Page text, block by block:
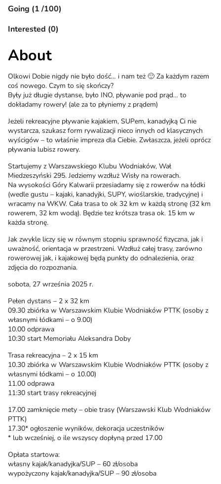
Going (1 /100)
Interested (0)
About
Olkowi Dobie nigdy nie było dość… i nam też 🙂 Za każdym razem
coś nowego. Czym to się skończy?
Były już długie dystanse, było INO, pływanie pod prąd… to
dokładamy rowery! (ale za to płyniemy z prądem)
Jeżeli rekreacyjne pływanie kajakiem, SUPem, kanadyjką Ci nie
wystarcza, szukasz form rywalizacji nieco innych od klasycznych
wyścigów – to właśnie impreza dla Ciebie. Zwłaszcza, jeżeli oprócz
pływania lubisz rowery.
Startujemy z Warszawskiego Klubu Wodniaków, Wał
Miedzeszyński 295. Jedziemy wzdłuż Wisły na rowerach.
Na wysokości Góry Kalwarii przesiadamy się z rowerów na łódki
(wedle gustu – kajaki, kanadyjki, SUPY, wioślarskie, tradycyjne) i
wracamy na WKW. Cała trasa to ok 32 km w każdą stronę (32 km
rowerem, 32 km wodą). Będzie tez krótsza trasa ok. 15 km w
każda stronę.
Jak zwykle liczy się w równym stopniu sprawność fizyczna, jak i
uważność, orientacja w przestrzeni. Wzdłuż całej trasy, zarówno
rowerowej jak, i kajakowej będą punkty do odnalezienia, oraz
zdjęcia do rozpoznania.
sobota, 27 września 2025 r.
Pełen dystans – 2 x 32 km
09.30 zbiórka w Warszawskim Klubie Wodniaków PTTK (osoby z
własnymi łódkami – o 9.00)
10.00 odprawa
10:30 start Memoriału Aleksandra Doby
Trasa rekreacyjna – 2 x 15 km
10.30 zbiórka w Warszawskim Klubie Wodniaków PTTK (osoby z
własnymi łódkami – o 10.00)
11.00 odprawa
11:30 start trasy rekreacyjnej
17.00 zamknięcie mety – obie trasy (Warszawski Klub Wodniaków
PTTK)
17.30* ogłoszenie wyników, dekoracja uczestników
* lub wcześniej, o ile wszyscy dopłyną przed 17.00
Opłata startowa:
własny kajak/kanadyjka/SUP – 60 zł/osoba
wypożyczony kajak/kanadyjka/SUP – 90 zł/osoba